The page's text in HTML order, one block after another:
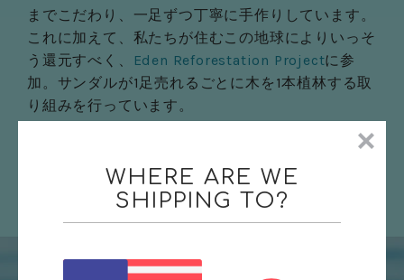
までこだわり、一足ずつ丁寧に手作りしています。
これに加えて、私たちが住むこの地球によりいっそ
う還元すべく、
Eden Reforestation Projectに参
加。サンダルが1足売れるごとに木を1本植林する取
り組みを行っています。
さらに詳しく
WHERE ARE WE
SHIPPING TO?